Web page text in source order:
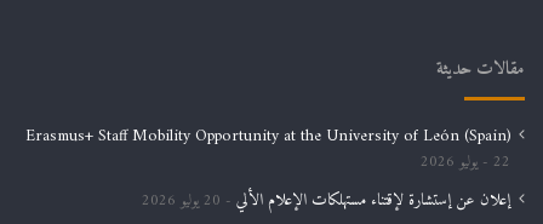
مقالات حديثة
Erasmus+ Staff Mobility Opportunity at the University of León (Spain)
22 يوليو 2026
إعلان عن إستشارة لإقتناء مستهلكات الإعلام الألي 20 يوليو 2026